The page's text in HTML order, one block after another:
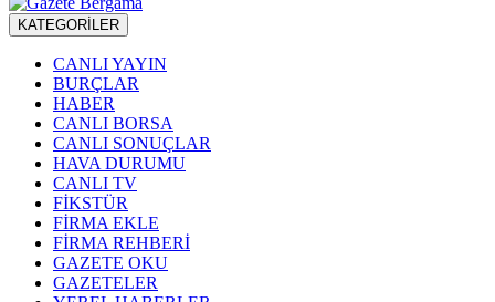
KATEGORİLER
CANLI YAYIN
BURÇLAR
HABER
CANLI BORSA
CANLI SONUÇLAR
HAVA DURUMU
CANLI TV
FİKSTÜR
FİRMA EKLE
FİRMA REHBERİ
GAZETE OKU
GAZETELER